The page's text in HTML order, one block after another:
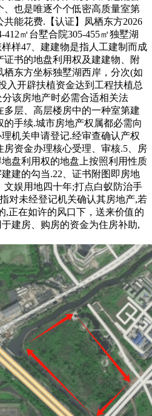
也是唯逐个个低密高质量室第
能花费.【认证】凤栖东方2026
㎡台墅合院305-455㎡独墅湖
样47、建建物是指人工建制而成
证书的地盘利用权及建建物、附
东方坐标独墅湖西岸，分次(如
入开辟扶植资金达到工程扶植总
该房地产时必需合适相关法
多层、高层楼房中的一种室第建
手续.城市房地产权属都必需向
机关申请登记.经审查确认产权
房资金办理核心受理、审核.5、房
盘利用权的地盘上按照利用性质
建的勾当.22、证书附图即房地
文娱用地四十年;打点白蚁防治手
对未经登记机关确认其房地产,若
,正在如许的风口下，送来价值的
建房、购房的资金为住房补助,